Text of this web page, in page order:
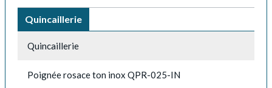
Quincaillerie
Quincaillerie
Poignée rosace ton inox QPR-025-IN